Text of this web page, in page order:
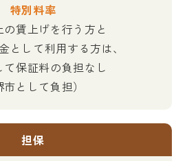
特別料率
の賃上げを行う方と
として利用する方は、
て保証料の負担なし
市として負担）
担保